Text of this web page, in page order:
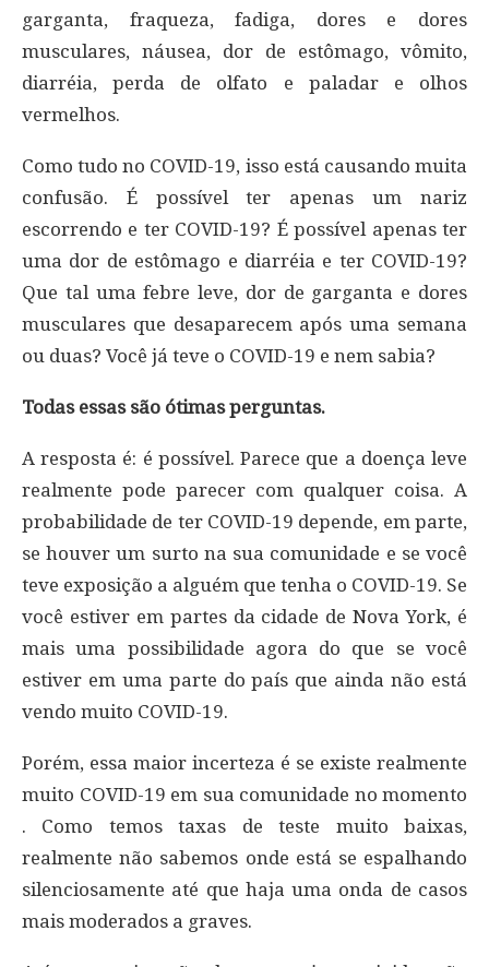
garganta, fraqueza, fadiga, dores e dores
musculares, náusea, dor de estômago, vômito,
diarréia, perda de olfato e paladar e olhos
vermelhos.
Como tudo no COVID-19, isso está causando muita
confusão. É possível ter apenas um nariz
escorrendo e ter COVID-19? É possível apenas ter
uma dor de estômago e diarréia e ter COVID-19?
Que tal uma febre leve, dor de garganta e dores
musculares que desaparecem após uma semana
ou duas? Você já teve o COVID-19 e nem sabia?
Todas essas são ótimas perguntas.
A resposta é: é possível. Parece que a doença leve
realmente pode parecer com qualquer coisa. A
probabilidade de ter COVID-19 depende, em parte,
se houver um surto na sua comunidade e se você
teve exposição a alguém que tenha o COVID-19. Se
você estiver em partes da cidade de Nova York, é
mais uma possibilidade agora do que se você
estiver em uma parte do país que ainda não está
vendo muito COVID-19.
Porém, essa maior incerteza é se existe realmente
muito COVID-19 em sua comunidade no momento
. Como temos taxas de teste muito baixas,
realmente não sabemos onde está se espalhando
silenciosamente até que haja uma onda de casos
mais moderados a graves.